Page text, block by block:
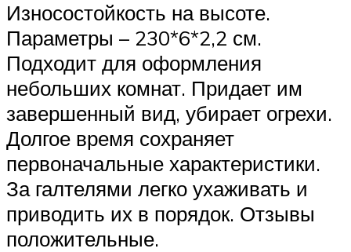
Износостойкость на высоте.
Параметры – 230*6*2,2 см.
Подходит для оформления
небольших комнат. Придает им
завершенный вид, убирает огрехи.
Долгое время сохраняет
первоначальные характеристики.
За галтелями легко ухаживать и
приводить их в порядок. Отзывы
положительные.